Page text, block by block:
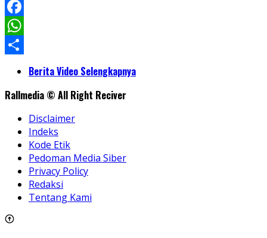
LinkedIn
Facebook
WhatsApp
ShareBerita Video Selengkapnya
Rallmedia © All Right Reciver
Disclaimer
Indeks
Kode Etik
Pedoman Media Siber
Privacy Policy
Redaksi
Tentang Kami